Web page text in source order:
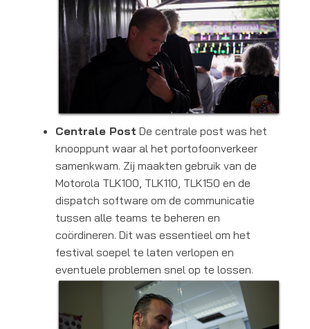
Centrale Post De centrale post was het
knooppunt waar al het portofoonverkeer
samenkwam. Zij maakten gebruik van de
Motorola TLK100, TLK110, TLK150 en de
dispatch software om de communicatie
tussen alle teams te beheren en
coördineren. Dit was essentieel om het
festival soepel te laten verlopen en
eventuele problemen snel op te lossen.